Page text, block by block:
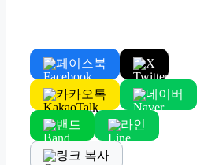
페이스북 X
카카오톡 네이버
밴드 라인
링크 복사